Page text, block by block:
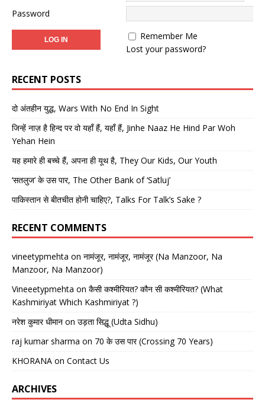
Password
Remember Me
Lost your password?
RECENT POSTS
दो अंतहीन युद्ध, Wars With No End In Sight
जिन्हें नाज़ है हिन्द पर वो यहाँ हैं, यहाँ हैं, Jinhe Naaz He Hind Par Woh
Yehan Hein
यह हमारे ही बच्चे हैं, अपना ही यूथ है, They Our Kids, Our Youth
‘सतलुज’ के उस पार, The Other Bank of ‘Satluj’
पाकिस्तान से बीतचीत होनी चाहिए?, Talks For Talk’s Sake ?
RECENT COMMENTS
vineetypmehta on नामंजूर, नामंजूर, नामंजूर (Na Manzoor, Na
Manzoor, Na Manzoor)
Vineeetypmehta on कैसी कश्मीरियत? कौन सी कश्मीरियत? (What
Kashmiriyat Which Kashmiriyat ?)
नरेश कुमार धीमान on उड़ता सिद्धू (Udta Sidhu)
raj kumar sharma on 70 के उस पार (Crossing 70 Years)
KHORANA on Contact Us
ARCHIVES